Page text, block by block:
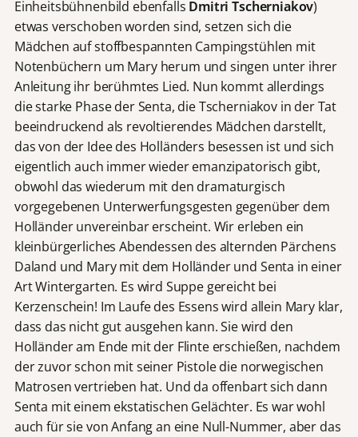
Einheitsbühnenbild ebenfalls Dmitri Tscherniakov)
etwas verschoben worden sind, setzen sich die
Mädchen auf stoffbespannten Campingstühlen mit
Notenbüchern um Mary herum und singen unter ihrer
Anleitung ihr berühmtes Lied. Nun kommt allerdings
die starke Phase der Senta, die Tscherniakov in der Tat
beeindruckend als revoltierendes Mädchen darstellt,
das von der Idee des Holländers besessen ist und sich
eigentlich auch immer wieder emanzipatorisch gibt,
obwohl das wiederum mit den dramaturgisch
vorgegebenen Unterwerfungsgesten gegenüber dem
Holländer unvereinbar erscheint. Wir erleben ein
kleinbürgerliches Abendessen des alternden Pärchens
Daland und Mary mit dem Holländer und Senta in einer
Art Wintergarten. Es wird Suppe gereicht bei
Kerzenschein! Im Laufe des Essens wird allein Mary klar,
dass das nicht gut ausgehen kann. Sie wird den
Holländer am Ende mit der Flinte erschießen, nachdem
der zuvor schon mit seiner Pistole die norwegischen
Matrosen vertrieben hat. Und da offenbart sich dann
Senta mit einem ekstatischen Gelächter. Es war wohl
auch für sie von Anfang an eine Null-Nummer, aber das